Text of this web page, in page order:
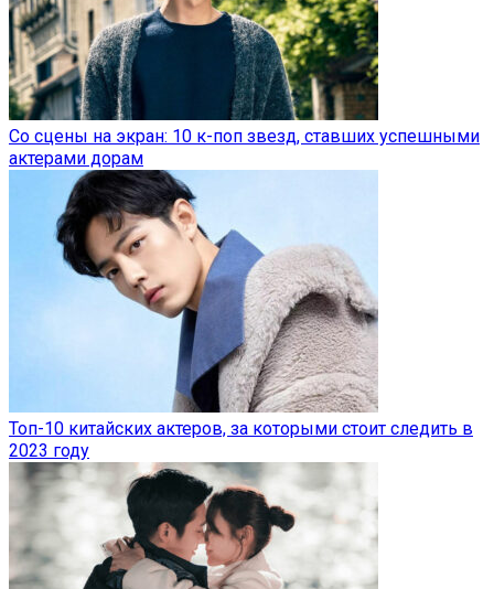
Со сцены на экран: 10 к-поп звезд, ставших успешными
актерами дорам
Топ-10 китайских актеров, за которыми стоит следить в
2023 году